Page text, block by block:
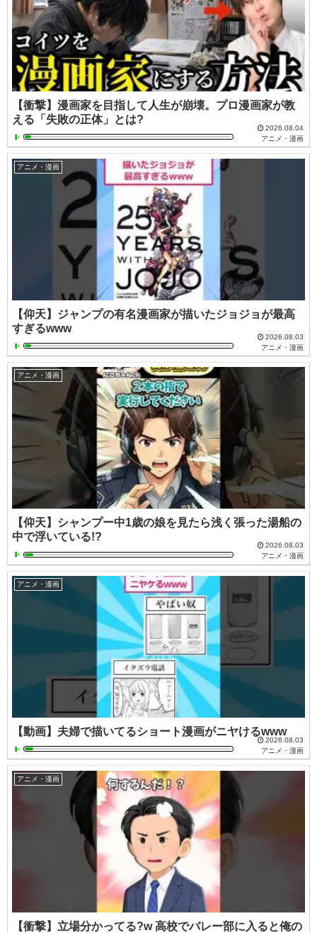
【衝撃】漫画家を目指して人生が崩壊。プロ漫画家が教
える「失敗の正体」とは?
2026.08.04
アニメ・漫画
アニメ・漫画
【仰天】ジャンプの有名漫画家が描いたジョジョが最高
すぎるwww
2026.08.03
アニメ・漫画
アニメ・漫画
【仰天】シャンプー中1歳の娘を見たら浅く張った湯船の
中で浮いている!?
2026.08.03
アニメ・漫画
アニメ・漫画
【動画】夫婦で描いてるショート漫画がニヤけるwww
2026.08.03
アニメ・漫画
アニメ・漫画
【衝撃】立場分かってる?w 高校でバレー部に入ると俺の